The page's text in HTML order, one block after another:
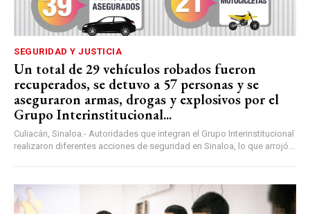
SEGURIDAD Y JUSTICIA
Un total de 29 vehículos robados fueron
recuperados, se detuvo a 57 personas y se
aseguraron armas, drogas y explosivos por el
Grupo Interinstitucional...
Culiacán, Sinaloa.- Autoridades que integran el Grupo Interinstitucional
realizaron diferentes acciones de seguridad en Sinaloa, lo que arrojó...